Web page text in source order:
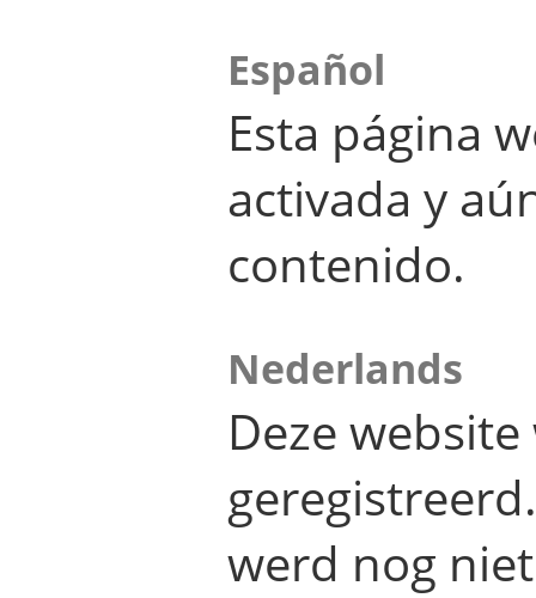
Español
Esta página
activada y
contenido.
Nederlands
Deze
werd nog